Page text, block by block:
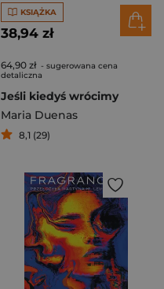
KSIĄŻKA
38,94 zł
64,90 zł - sugerowana cena
detaliczna
Jeśli kiedyś wrócimy
Maria Duenas
8,1 (29)